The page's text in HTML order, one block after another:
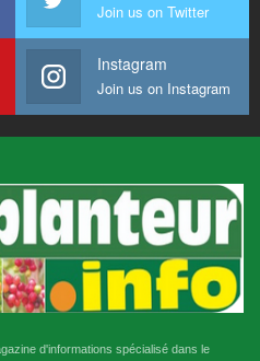
Join us on Twitter
Instagram
Join us on Instagram
d'informations spécialisé dans le